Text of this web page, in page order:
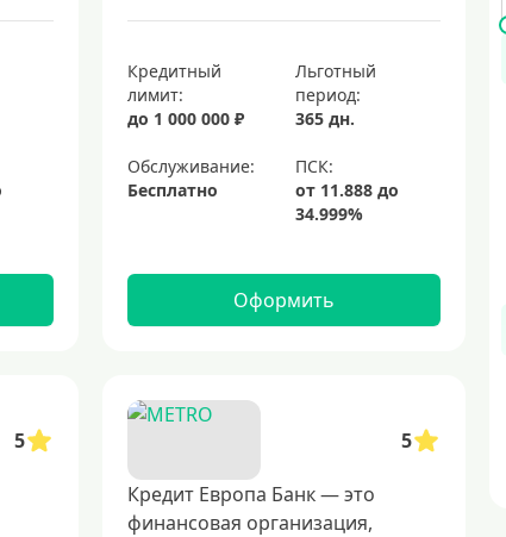
покупок кредитные карты мир платиновые кредитные карты
Кредитный
лимит:
до 1 000 000 ₽
Льготный
период:
365 дн.
Обслуживание:
Бесплатно
Оформить
5 5
Кредит Европа Банк — это
финансовая организация,